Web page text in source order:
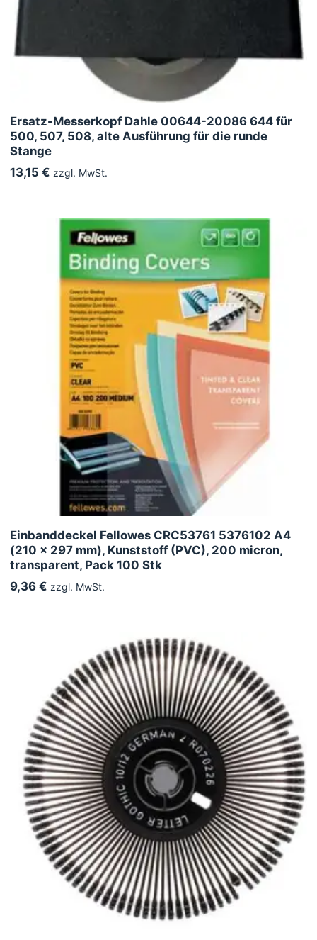
Ersatz-Messerkopf Dahle 00644-20086 644 für
500, 507, 508, alte Ausführung für die runde
Stange
13,15 € zzgl. MwSt.
Einbanddeckel Fellowes CRC53761 5376102 A4
(210 x 297 mm), Kunststoff (PVC), 200 micron,
transparent, Pack 100 Stk
9,36 € zzgl. MwSt.